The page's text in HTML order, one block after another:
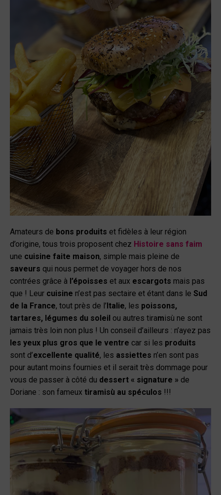
Amateurs de bons produits et fidèles à leur région
d’origine, tous trois proposent chez Histoire sans faim
une cuisine faite maison, simple mais pleine de
saveurs qui nous permet de voyager hors de nos
contrées grâce à l’époisses et aux escargots mais pas
que ! Leur cuisine n’est pas sectaire et étant dans le Sud
de la France, tout près de l’Italie, les poissons,
tartares, légumes du soleil ou autres tiramisù ne sont
jamais très loin non plus ! Un conseil d’ailleurs : n’ayez pas
les yeux plus gros que le ventre car si les produits
sont d’excellente qualité, les assiettes n’en sont pas
pour autant moins fournies et il serait très dommage pour
vous de passer à côté du dessert « signature » de
Doriane : son fameux tiramisù au spéculos !!!